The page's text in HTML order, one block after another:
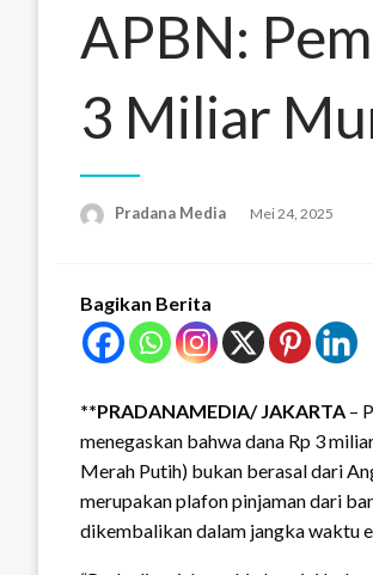
APBN:
3 Miliar
Pradana Media Mei 24, 2025
Bagikan Berita
**PRADANAMEDIA/ JAKARTA –
menegaskan bahwa dana Rp 3
Merah Putih) bukan berasal dari
merupakan plafon pinjaman dari
dikembalikan dalam jangka waktu